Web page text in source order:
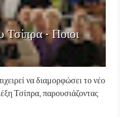
Τσίπρα - Ποιοι
να διαμορφώσει το νέο
Τσίπρα, παρουσιάζοντας